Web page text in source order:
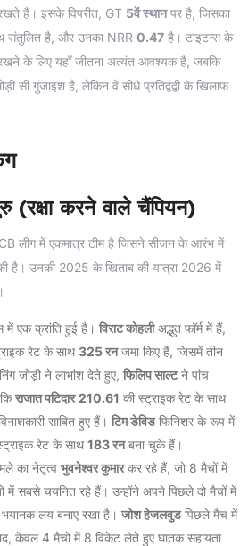
हैं। इसके विपरीत, GT 5वें स्थानपर है, जिसका
संतुलित है, और उनका NRR 0.47 है। टाइटन्स के
के लिए यहाँ जीतना अत्यंत आवश्यक है, जबकि
सी गुंजाइश है, लेकिन वे सीधे प्रतिद्वंद्वी के खिलाफ
(रक्षा करने वाले चैंपियन)
लीग में एकमात्र टीम है जिसने सीजन के आरंभ में
है। उनकी 2025 के खिताब की यात्रा 2026 में
में एक क्रांति हुई है। विराट कोहलीअद्भुत फॉर्म में हैं,
रेट के साथ325 रनजमा किए हैं, जिसमें तीन
जोड़ी ने लाभांश देते हुए, फिलिप साल्टने पांच
राजात पटिदार 210.61 की स्ट्राइक रेट के साथ
साबित हुए हैं। टिम डेविडफिनिशर के रूप में
रेट के साथ183 रनबना चुके हैं।
का नेतृत्व भुवनेश्वर कुमारकर रहे हैं, जो 8 मैचों में
में सबसे चयनित रहे हैं। उन्होंने अपने पिछले दो मैचों में
लय बनाए रखा है। जोश हेजलवुडपिछले मैच में
केवल 4 मैचों में 8 विकेट लेते हुए घातक सहायता